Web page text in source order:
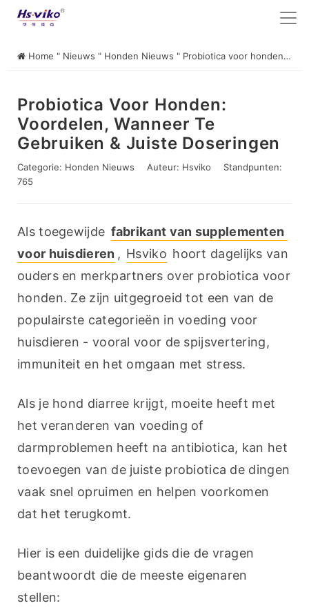
Home " Nieuws " Honden Nieuws " Probiotica voor honden: voordelen, wanneer te gebruiken & juiste doseringen
Probiotica Voor Honden:
Voordelen, Wanneer Te
Gebruiken & Juiste Doseringen
Categorie: Honden Nieuws Auteur: Hsviko
Standpunten:
765
Als toegewijde fabrikant van supplementen
voor huisdieren , Hsviko hoort dagelijks van
ouders en merkpartners over probiotica voor
honden. Ze zijn uitgegroeid tot een van de
populairste categorieën in voeding voor
huisdieren - vooral voor de spijsvertering,
immuniteit en het omgaan met stress.
Als je hond diarree krijgt, moeite heeft met
het veranderen van voeding of
darmproblemen heeft na antibiotica, kan het
toevoegen van de juiste probiotica de dingen
vaak snel opruimen en helpen voorkomen
dat het terugkomt.
Hier is een duidelijke gids die de vragen
beantwoordt die de meeste eigenaren
stellen: